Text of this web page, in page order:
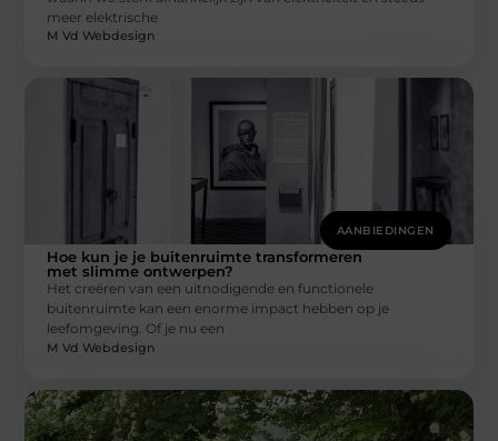
meer elektrische
M Vd Webdesign
AANBIEDINGEN
Hoe kun je je buitenruimte transformeren
met slimme ontwerpen?
Het creëren van een uitnodigende en functionele
buitenruimte kan een enorme impact hebben op je
leefomgeving. Of je nu een
M Vd Webdesign